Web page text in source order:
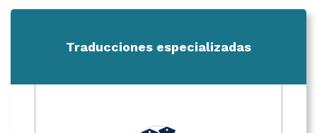
Traducciones especializadas